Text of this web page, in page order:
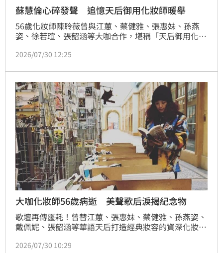
蘇慧倫心碎發聲 追憶天后御用化妝師暖舉
56歲化妝師陳聆薇曾與江蕙、蔡健雅、張惠妹、孫燕
姿、徐若瑄、張韶涵等大咖合作，堪稱「天后御用化妝
（29）日發文悼念，感性寫下：「謝謝妳曾經陪伴我那
2026/07/30 12:25
大咖化妝師56歲病逝 美聲歌后淚揭紀念物
歌壇再傳噩耗！曾替江蕙、張惠妹、蔡健雅、孫燕姿、
戴佩妮、張韶涵等華語天后打造經典妝容的資深化妝師
團隊合作過的歌手林凡也發聲了。
2026/07/30 10:29